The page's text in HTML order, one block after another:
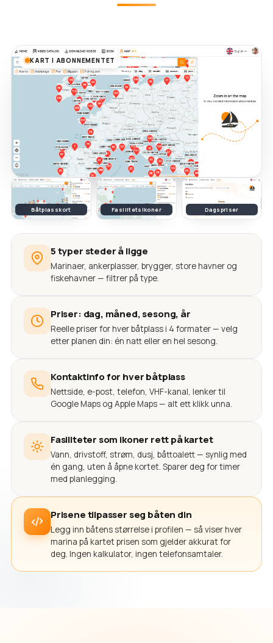
KART I ABONNEMENTET
Båtplasskort Fasilitetsikoner Dagspriser
5 typer steder å ligge
Marinaer, ankerplasser, brygger, store havner og
fiskehavner — filtrer på type.
Priser: dag, måned, sesong, år
Reelle priser for hver båtplass i 4 formater — velg
etter planen din: én natt eller en hel sesong.
Kontaktinfo for hver båtplass
Nettside, e-post, telefon, VHF-kanal, lenker til
Google Maps og Apple Maps — alt ett klikk unna.
Fasiliteter som ikoner rett på kartet
Vann, drivstoff, strøm, dusj, båttoalett — synlig med
én gang, uten å åpne kortet. Sparer deg for timer
med planlegging.
Prisene tilpasser seg båten din
Legg inn båtens størrelse i profilen — så viser hver
marina på kartet prisen som gjelder akkurat for
deg. Ingen kalkulator, ingen telefonsamtaler.